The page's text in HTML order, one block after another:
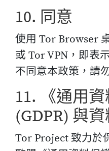
10. 同意
使用 Tor Browser
或 Tor VPN，即表
不同意本政策，請
11. 《通用資
(GDPR) 與
Tor Project 致力於